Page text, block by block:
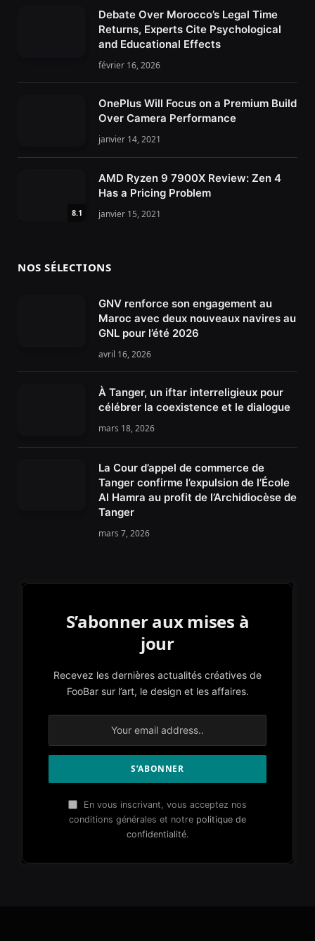
Debate Over Morocco’s Legal Time
Returns, Experts Cite Psychological
and Educational Effects
février 16, 2026
OnePlus Will Focus on a Premium Build
Over Camera Performance
janvier 14, 2021
8.1
AMD Ryzen 9 7900X Review: Zen 4
Has a Pricing Problem
janvier 15, 2021
NOS SÉLECTIONS
GNV renforce son engagement au
Maroc avec deux nouveaux navires au
GNL pour l’été 2026
avril 16, 2026
À Tanger, un iftar interreligieux pour
célébrer la coexistence et le dialogue
mars 18, 2026
La Cour d’appel de commerce de
Tanger confirme l’expulsion de l’École
Al Hamra au profit de l’Archidiocèse de
Tanger
mars 7, 2026
S’abonner aux mises à
jour
Recevez les dernières actualités créatives de
FooBar sur l’art, le design et les affaires.
En vous inscrivant, vous acceptez nos
conditions générales et notre politique de
confidentialité.